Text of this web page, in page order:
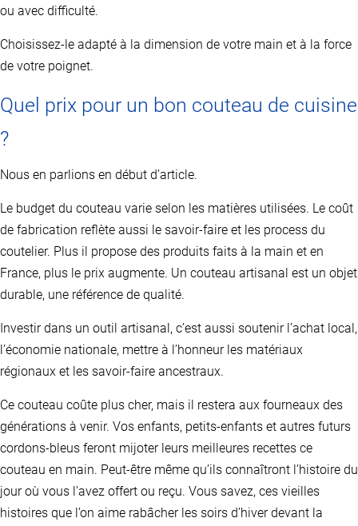
ou avec difficulté.
Choisissez-le adapté à la dimension de votre main et à la force
de votre poignet.
Quel prix pour un bon couteau de cuisine
?
Nous en parlions en début d’article.
Le budget du couteau varie selon les matières utilisées. Le coût
de fabrication reflète aussi le savoir-faire et les process du
coutelier. Plus il propose des produits faits à la main et en
France, plus le prix augmente. Un couteau artisanal est un objet
durable, une référence de qualité.
Investir dans un outil artisanal, c’est aussi soutenir l’achat local,
l’économie nationale, mettre à l’honneur les matériaux
régionaux et les savoir-faire ancestraux.
Ce couteau coûte plus cher, mais il restera aux fourneaux des
générations à venir. Vos enfants, petits-enfants et autres futurs
cordons-bleus feront mijoter leurs meilleures recettes ce
couteau en main. Peut-être même qu’ils connaîtront l’histoire du
jour où vous l’avez offert ou reçu. Vous savez, ces vieilles
histoires que l’on aime rabâcher les soirs d’hiver devant la